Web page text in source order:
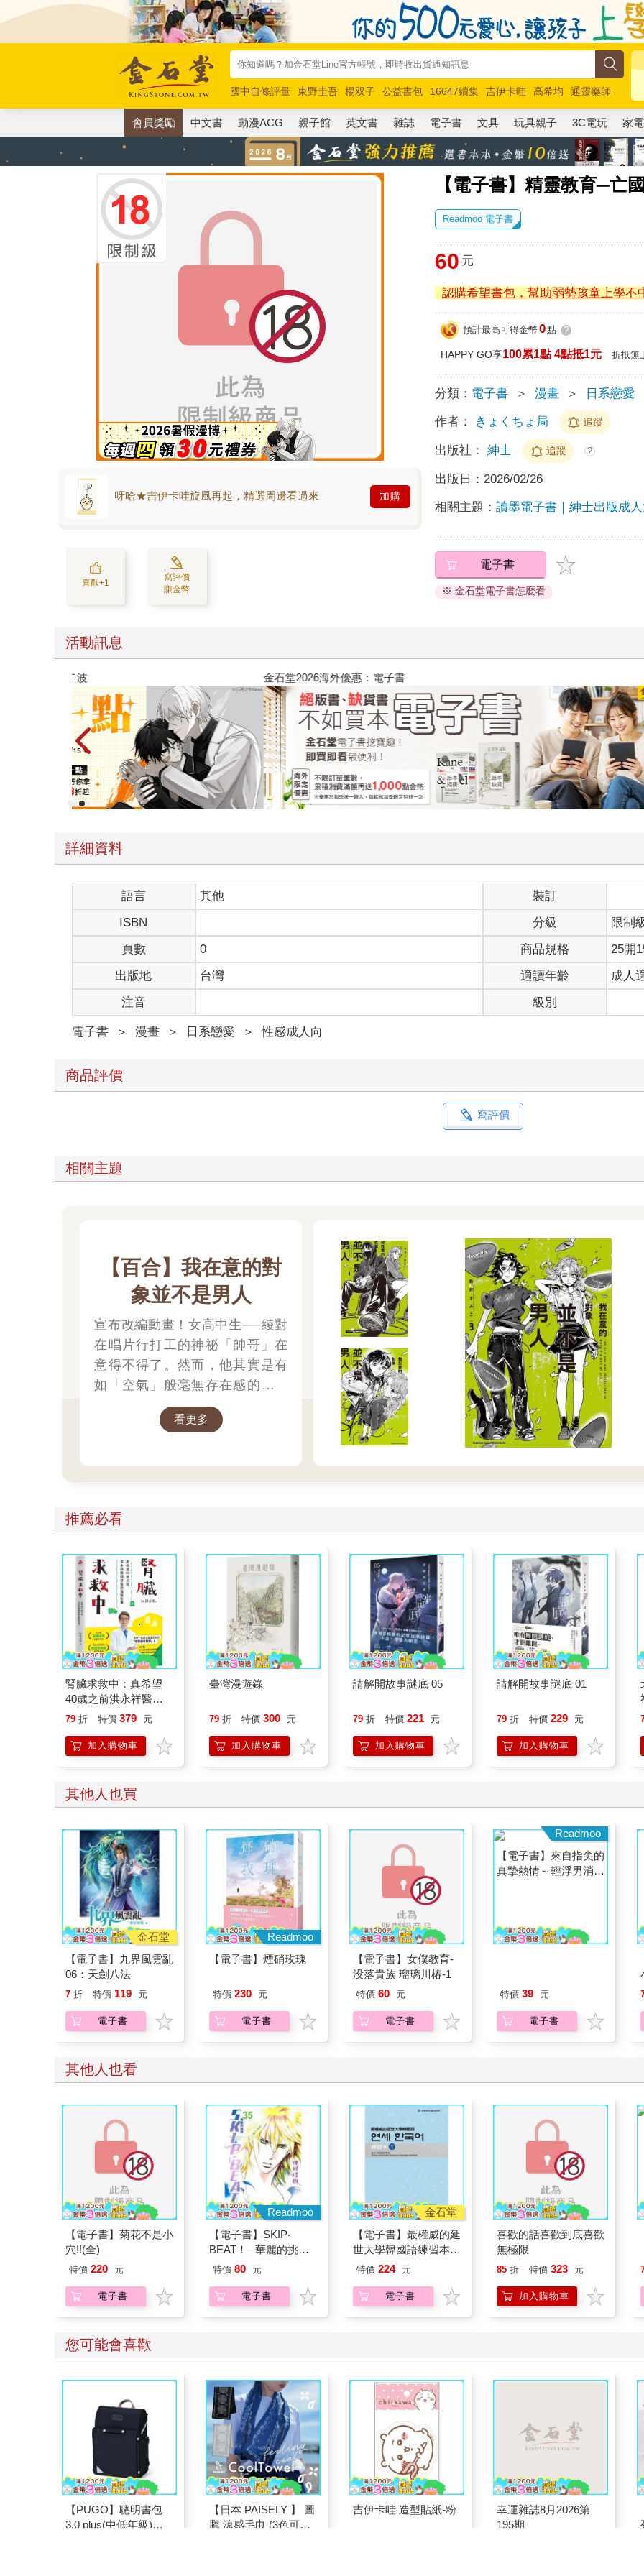
國中自修評量 東野圭吾 楊双子 公益書包 16647續集 吉伊卡哇 高希均
通靈藥師
唯紅花綻放
奧德賽 路邊攤新作 馬斯克 玩具總動員5 超慢跑
會員獎勵 中文書 動漫ACG 親子館 英文書 雜誌 電子書 文具 玩具親子 3C電玩 家電
【電子書】精靈教育─亡
呀哈★吉伊卡哇旋風再起，精選周邊看過來 加購
喜歡+1
寫評價
賺金幣
Readmoo 電子書
60 元
認購希望書包，幫助弱勢孩童上學不
預計最高可得金幣 0點 ?
HAPPY GO享100累1點 4點抵1元 折抵無
分類： 電子書 ＞ 漫畫 ＞ 日系戀愛
作者： きょくちょ局 追蹤
出版社： 紳士 追蹤 ?
出版日： 2026/02/26
相關主題：讀墨電子書｜紳士出版成
電子書
※ 金石堂電子書怎麼看
活動訊息
金石堂2026海外優惠：電子書
詳細資料
語言 其他
裝訂
ISBN
分級
限制
頁數
0 商品規格
25開
出版地
台灣 適讀年齡
成人
注音
級別
電子書 ＞ 漫畫 ＞ 日系戀愛 ＞ 性感成人向
商品評價
寫評價
相關主題
【百合】我在意的對
象並不是男人
宣布改編動畫！女高中生──綾對
在唱片行打工的神祕「帥哥」在
意得不得了。然而，他其實是有
如「空氣」般毫無存在感的同學
──美月，兩人的相遇將從誤解開
看更多
推薦必看
腎臟求救中：真希望
40歲之前洪永祥醫師
就告訴我這些事
79 折 特價 379 元
加入購物車
臺灣漫遊錄
79 折 特價 300 元
加入購物車
請解開故事謎底 05
79 折 特價 221 元
加入購物車
請解開故事謎底 01
79 折 特價 229 元
加入購物車
其他人也買
金石堂
【電子書】九界風雲亂
06：天劍八法
7 折 特價 119 元
電子書
Readmoo
【電子書】煙硝玫瑰
特價 230 元
電子書
【電子書】女僕教育-
没落貴族 瑠璃川椿-1
特價 60 元
電子書
Readmoo
員帶著熱烈眼神擁抱我
特價 39 元
電子書
其他人也看
【電子書】菊花不是小
穴!!(全)
特價 220 元
電子書
Readmoo
【電子書】SKIP‧
BEAT！─華麗的挑戰─
（35）
特價 80 元
電子書
金石堂
【電子書】最權威的延
世大學韓國語練習本
（1）
特價 224 元
電子書
喜歡的話喜歡到底喜歡
無極限
85 折 特價 323 元
加入購物車
您可能會喜歡
【PUGO】聰明書包
3.0 plus(中低年級)酷
【日本 PAISELY 】 圖
騰 涼感毛巾 (3色可選)
吉伊卡哇 造型貼紙-粉
幸運雜誌8月2026第
195期